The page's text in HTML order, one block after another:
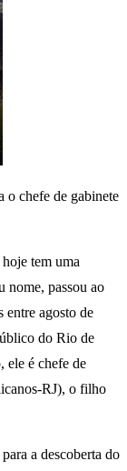
o chefe de gabinete
tem uma
nome, passou ao
entre agosto de
do Rio de
ele é chefe de
RJ), o filho
a descoberta do